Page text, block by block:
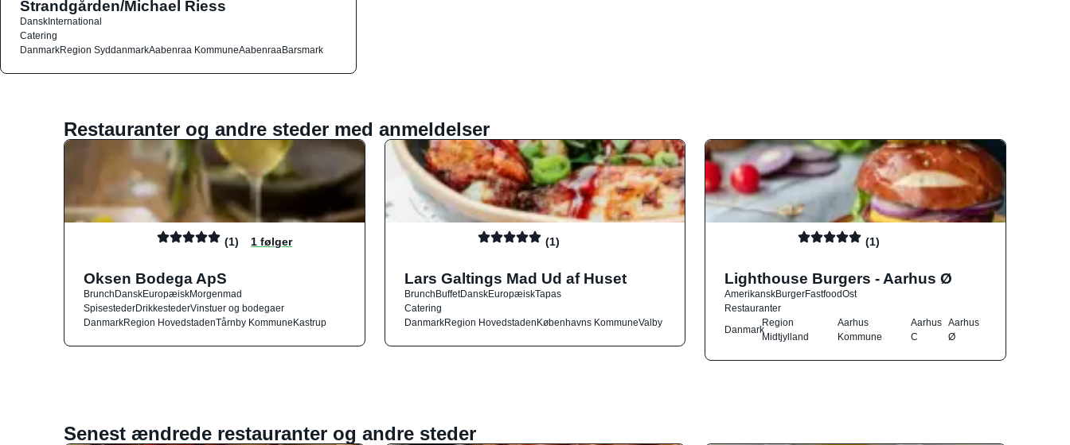
Strandgården/Michael Riess
DanskInternational
Catering
DanmarkRegion SyddanmarkAabenraa KommuneAabenraaBarsmark
Restauranter og andre steder med anmeldelser
(1) 1 følger
Oksen Bodega ApS
BrunchDanskEuropæiskMorgenmad
SpisestederDrikkestederVinstuer og bodegaer
DanmarkRegion HovedstadenTårnby KommuneKastrup
(1)
Lars Galtings Mad Ud af Huset
BrunchBuffetDanskEuropæiskTapas
Catering
DanmarkRegion HovedstadenKøbenhavns KommuneValby
(1)
Lighthouse Burgers - Aarhus Ø
AmerikanskBurgerFastfoodOst
Restauranter
Danmark
Region
Midtjylland
Aarhus
Kommune
Aarhus
C
Aarhus
Ø
Senest ændrede restauranter og andre steder